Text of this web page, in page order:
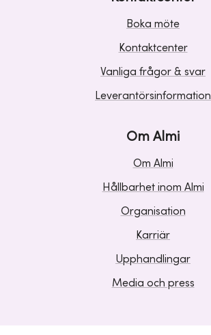
Boka möte
Kontaktcenter
Vanliga frågor & svar
Leverantörsinformation
Om Almi
Om Almi
Hållbarhet inom Almi
Organisation
Karriär
Upphandlingar
Media och press